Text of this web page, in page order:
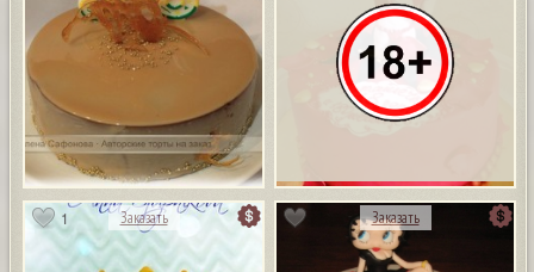
1 Заказать Заказать